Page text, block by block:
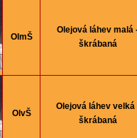
OlmŠ
Olejová láhev malá
škrábaná
OlvŠ
Olejová láhev velká
škrábaná